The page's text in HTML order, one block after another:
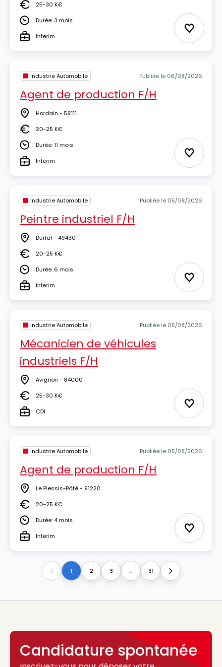
Salaire25-30 K€
DuréeDurée: 3 mois
TypeInterim Ajouter
Industrie Automobile Publiée le 06/08/2026
Agent de production F/H
Lieu Hordain - 59111
Salaire20-25 K€
DuréeDurée: 11 mois
TypeInterim Ajouter
Industrie Automobile Publiée le 05/08/2026
Peintre industriel F/H
Lieu Durtal - 49430
Salaire20-25 K€
DuréeDurée: 6 mois
TypeInterim Ajouter
Industrie Automobile Publiée le 05/08/2026
Mécanicien de véhicules
industriels F/H
Lieu Avignon - 84000
Salaire25-30 K€
TypeCDI Ajouter
Industrie Automobile Publiée le 05/08/2026
Agent de production F/H
Lieu Le Plessis-Pâté - 91220
Salaire20-25 K€
DuréeDurée: 4 mois
TypeInterim Ajouter
Previous1 2 3 ... 31 Next
Candidature spontanée